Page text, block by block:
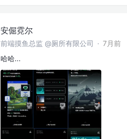
安倔霓尔
前端摸鱼总监 @厕所有限公司 · 7月前
哈哈...